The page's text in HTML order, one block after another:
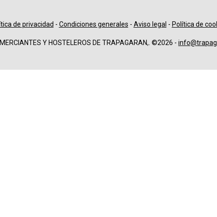
de privacidad - Condiciones generales - Aviso legal - Política de
Y HOSTELEROS DE TRAPAGARAN,. ©2026 -